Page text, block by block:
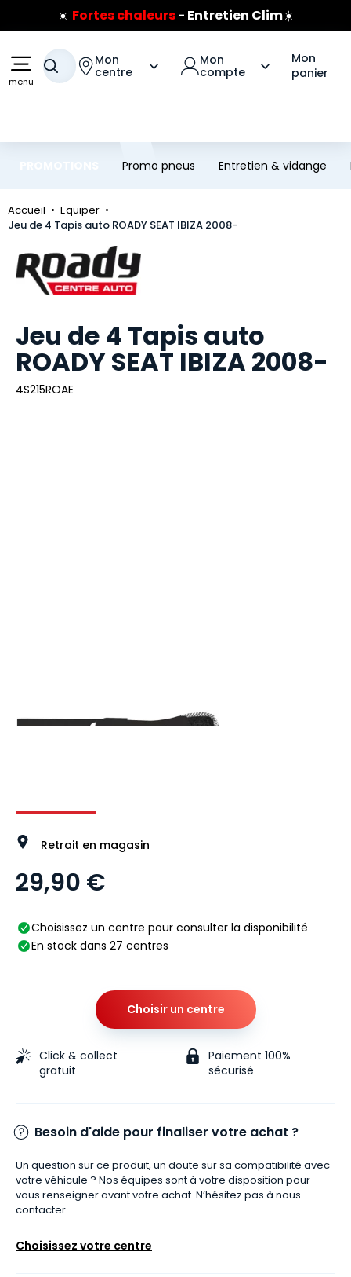
Aller au contenu principal
Aller à la navigation
☀️ Fortes chaleurs- Entretien Clim☀️
Prix coûtant pneus Bridgestone
🔥
Jusqu'à 120€ remboursés
sur les pneus Bridgestone
menu
Votre recherche
Mon
centre
Mon
compte
Mon
panier
Promo pneus Entretien & vidange
Accueil
Equiper
Jeu de 4 Tapis auto ROADY SEAT IBIZA 2008-
Marque
Jeu de 4 Tapis auto
ROADY SEAT IBIZA 2008-
4S215ROAE
Image 1 sur 3
Retrait en magasin
29,90 €
Choisissez un centre pour consulter la disponibilité
En stock dans 27 centres
Choisir un centre
Click & collect
gratuit
Paiement 100%
sécurisé
Besoin d'aide pour finaliser votre achat ?
Un question sur ce produit, un doute sur sa compatibilité avec
votre véhicule ? Nos équipes sont à votre disposition pour
vous renseigner avant votre achat. N’hésitez pas à nous
contacter.
Choisissez votre centre